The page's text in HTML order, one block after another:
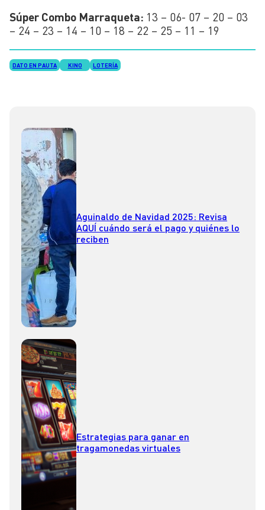
Súper Combo Marraqueta: 13 – 06- 07 – 20 – 03
– 24 – 23 – 14 – 10 – 18 – 22 – 25 – 11 – 19
DATO EN PAUTA KINO LOTERÍA
Aguinaldo de Navidad 2025: Revisa
AQUÍ cuándo será el pago y quiénes lo
reciben
Estrategias para ganar en
tragamonedas virtuales